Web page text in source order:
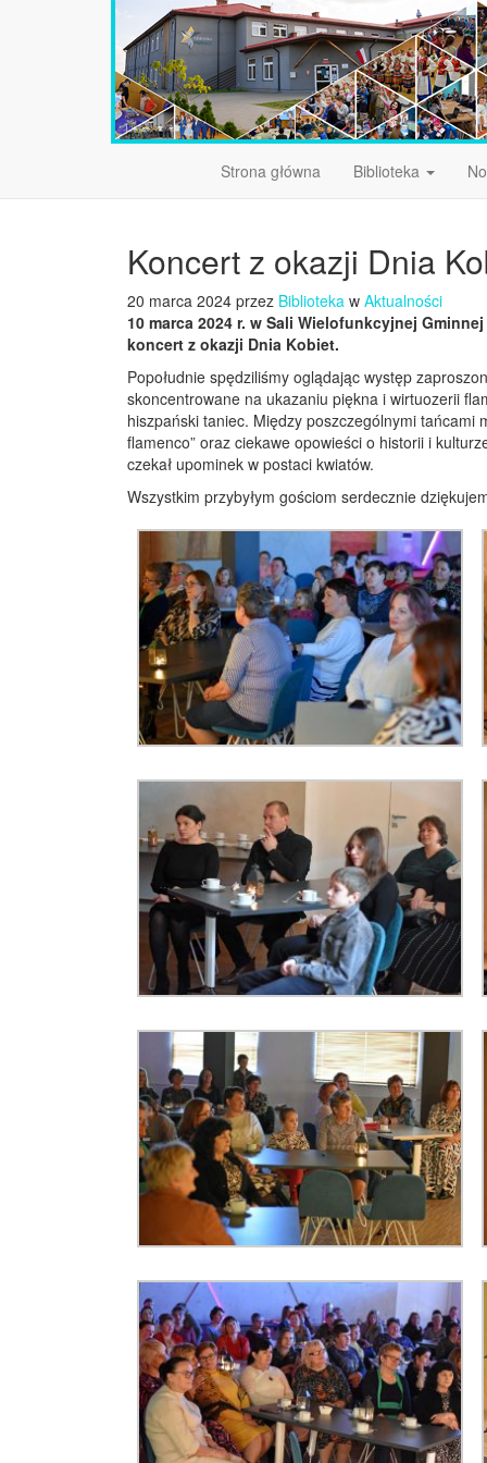
Strona główna Biblioteka
Koncert z okazji Dnia
20 marca 2024 przez Biblioteka w Aktualności
10 marca 2024 r. w Sali Wielofunkcyjnej
koncert z okazji Dnia Kobiet.
Popołudnie spędziliśmy oglądając występ
skoncentrowane na ukazaniu piękna i wirtuozerii
hiszpański taniec. Między poszczególnymi tańcami
flamenco” oraz ciekawe opowieści o historii i
czekał upominek w postaci kwiatów.
Wszystkim przybyłym gościom serdecznie